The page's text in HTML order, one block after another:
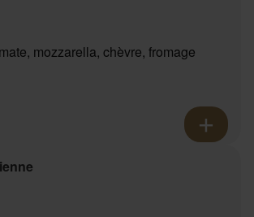
mozzarella, chèvre, fromage